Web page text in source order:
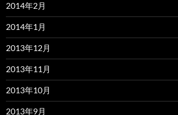
2014年2月
2014年1月
2013年12月
2013年11月
2013年10月
2013年9月